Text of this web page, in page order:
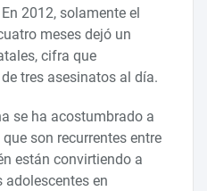
2012, solamente el
meses dejó un
cifra que
tres asesinatos al día.
se ha acostumbrado a
son recurrentes entre
están convirtiendo a
adolescentes en